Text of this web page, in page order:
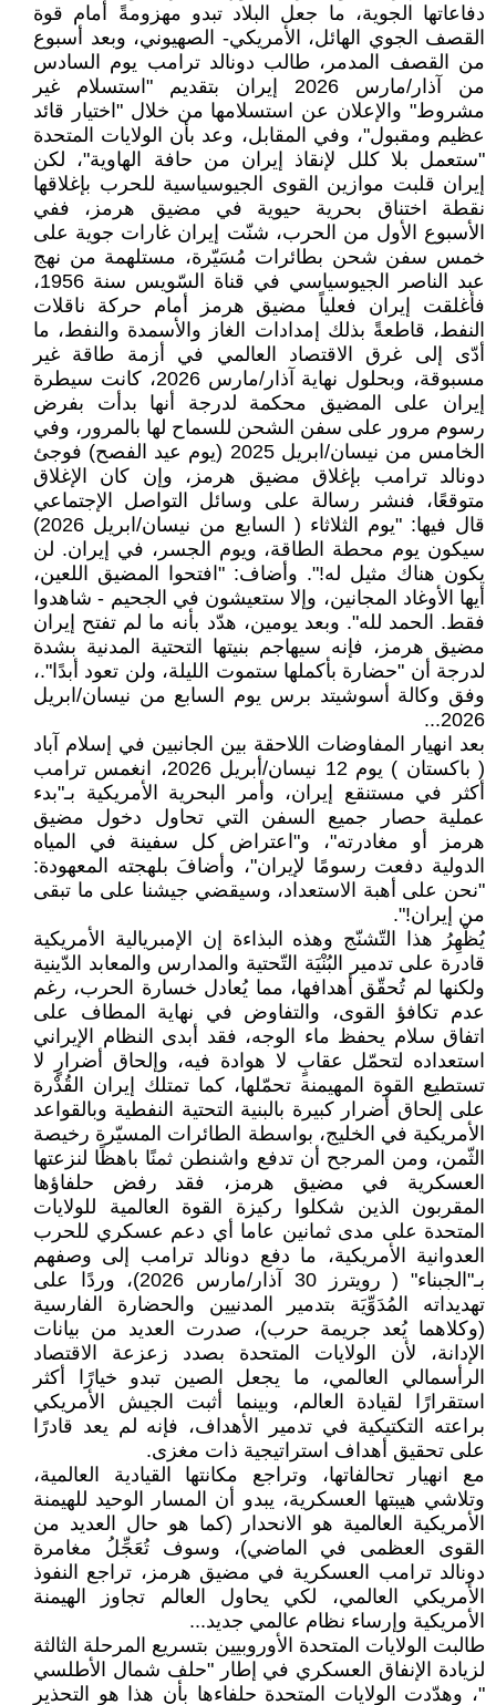
دفاعاتها الجوية، ما جعل البلاد تبدو مهزومةً أمام قوة
القصف الجوي الهائل، الأمريكي- الصهيوني، وبعد أسبوع
من القصف المدمر، طالب دونالد ترامب يوم السادس
من آذار/مارس 2026 إيران بتقديم "استسلام غير
مشروط" والإعلان عن استسلامها من خلال "اختيار قائد
عظيم ومقبول"، وفي المقابل، وعد بأن الولايات المتحدة
"ستعمل بلا كلل لإنقاذ إيران من حافة الهاوية"، لكن
إيران قلبت موازين القوى الجيوسياسية للحرب بإغلاقها
نقطة اختناق بحرية حيوية في مضيق هرمز، ففي
الأسبوع الأول من الحرب، شنّت إيران غارات جوية على
خمس سفن شحن بطائرات مُسَيّرة، مستلهمة من نهج
عبد الناصر الجيوسياسي في قناة السّويس سنة 1956،
فأغلقت إيران فعلياً مضيق هرمز أمام حركة ناقلات
النفط، قاطعةً بذلك إمدادات الغاز والأسمدة والنفط، ما
أدّى إلى غرق الاقتصاد العالمي في أزمة طاقة غير
مسبوقة، وبحلول نهاية آذار/مارس 2026، كانت سيطرة
إيران على المضيق محكمة لدرجة أنها بدأت بفرض
رسوم مرور على سفن الشحن للسماح لها بالمرور، وفي
الخامس من نيسان/ابريل 2025 (يوم عيد الفصح) فوجئ
دونالد ترامب بإغلاق مضيق هرمز، وإن كان الإغلاق
متوقعًا، فنشر رسالة على وسائل التواصل الإجتماعي
قال فيها: "يوم الثلاثاء ( السابع من نيسان/ابريل 2026)
سيكون يوم محطة الطاقة، ويوم الجسر، في إيران. لن
يكون هناك مثيل له!". وأضاف: "افتحوا المضيق اللعين،
أيها الأوغاد المجانين، وإلا ستعيشون في الجحيم - شاهدوا
فقط. الحمد لله". وبعد يومين، هدّد بأنه ما لم تفتح إيران
مضيق هرمز، فإنه سيهاجم بنيتها التحتية المدنية بشدة
لدرجة أن "حضارة بأكملها ستموت الليلة، ولن تعود أبدًا".،
وفق وكالة أسوشيتد برس يوم السابع من نيسان/ابريل
2026...
بعد انهيار المفاوضات اللاحقة بين الجانبين في إسلام آباد
( باكستان ) يوم 12 نيسان/أبريل 2026، انغمس ترامب
أكثر في مستنقع إيران، وأمر البحرية الأمريكية بـ"بدء
عملية حصار جميع السفن التي تحاول دخول مضيق
هرمز أو مغادرته"، و"اعتراض كل سفينة في المياه
الدولية دفعت رسومًا لإيران"، وأضافَ بلهجته المعهودة:
"نحن على أهبة الاستعداد، وسيقضي جيشنا على ما تبقى
من إيران!".
يُظْهِرُ هذا التّشنّج وهذه البذاءة إن الإمبريالية الأمريكية
قادرة على تدمير البُنْيَة التّحتية والمدارس والمعابد الدّينية
ولكنها لم تُحقّق أهدافها، مما يُعادل خسارة الحرب، رغم
عدم تكافؤ القوى، والتفاوض في نهاية المطاف على
اتفاق سلام يحفظ ماء الوجه، فقد أبدى النظام الإيراني
استعداده لتحمّل عقابٍ لا هوادة فيه، وإلحاق أضرارٍ لا
تستطيع القوة المهيمنة تحمّلها، كما تمتلك إيران القُدْرة
على إلحاق أضرار كبيرة بالبنية التحتية النفطية وبالقواعد
الأمريكية في الخليج، بواسطة الطائرات المسيّرة رخيصة
الثّمن، ومن المرجح أن تدفع واشنطن ثمنًا باهظًا لنزعتها
العسكرية في مضيق هرمز، فقد رفض حلفاؤها
المقربون الذين شكلوا ركيزة القوة العالمية للولايات
المتحدة على مدى ثمانين عاما أي دعم عسكري للحرب
العدوانية الأمريكية، ما دفع دونالد ترامب إلى وصفهم
بـ"الجبناء" ( رويترز 30 آذار/مارس 2026)، وردًا على
تهديداته المُدَوِّيَة بتدمير المدنيين والحضارة الفارسية
(وكلاهما يُعد جريمة حرب)، صدرت العديد من بيانات
الإدانة، لأن الولايات المتحدة بصدد زعزعة الاقتصاد
الرأسمالي العالمي، ما يجعل الصين تبدو خيارًا أكثر
استقرارًا لقيادة العالم، وبينما أثبت الجيش الأمريكي
براعته التكتيكية في تدمير الأهداف، فإنه لم يعد قادرًا
على تحقيق أهداف استراتيجية ذات مغزى.
مع انهيار تحالفاتها، وتراجع مكانتها القيادية العالمية،
وتلاشي هيبتها العسكرية، يبدو أن المسار الوحيد للهيمنة
الأمريكية العالمية هو الانحدار (كما هو حال العديد من
القوى العظمى في الماضي)، وسوف تُعَجِّلُ مغامرة
دونالد ترامب العسكرية في مضيق هرمز، تراجع النفوذ
الأمريكي العالمي، لكي يحاول العالم تجاوز الهيمنة
الأمريكية وإرساء نظام عالمي جديد...
طالبت الولايات المتحدة الأوروبيين بتسريع المرحلة الثالثة
لزيادة الإنفاق العسكري في إطار "حلف شمال الأطلسي
"، وهدّدت الولايات المتحدة حلفاءها بأن هذا هو التحذير